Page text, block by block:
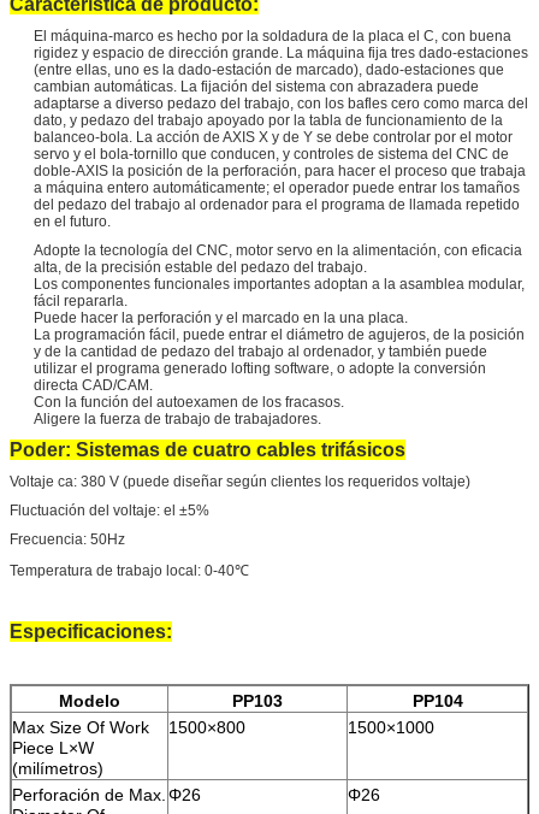
El máquina-marco es hecho por la soldadura de la placa el C, con buena
rigidez y espacio de dirección grande. La máquina fija tres dado-estaciones
(entre ellas, uno es la dado-estación de marcado), dado-estaciones que
cambian automáticas. La fijación del sistema con abrazadera puede
adaptarse a diverso pedazo del trabajo, con los bafles cero como marca del
dato, y pedazo del trabajo apoyado por la tabla de funcionamiento de la
balanceo-bola. La acción de AXIS X y de Y se debe controlar por el motor
servo y el bola-tornillo que conducen, y controles de sistema del CNC de
doble-AXIS la posición de la perforación, para hacer el proceso que trabaja
a máquina entero automáticamente; el operador puede entrar los tamaños
del pedazo del trabajo al ordenador para el programa de llamada repetido
en el futuro.
Adopte la tecnología del CNC, motor servo en la alimentación, con eficacia
alta, de la precisión estable del pedazo del trabajo.
Los componentes funcionales importantes adoptan a la asamblea modular,
fácil repararla.
Puede hacer la perforación y el marcado en la una placa.
La programación fácil, puede entrar el diámetro de agujeros, de la posición
y de la cantidad de pedazo del trabajo al ordenador, y también puede
utilizar el programa generado lofting software, o adopte la conversión
directa CAD/CAM.
Con la función del autoexamen de los fracasos.
Aligere la fuerza de trabajo de trabajadores.
Poder: Sistemas de cuatro cables trifásicos
Voltaje ca: 380 V (puede diseñar según clientes los requeridos voltaje)
Fluctuación del voltaje: el ±5%
Frecuencia: 50Hz
Temperatura de trabajo local: 0-40℃
Especificaciones:
Modelo PP103
PP104
Max Size Of Work
Piece L×W
(milímetros)
1500×800 1500×1000
Perforación de Max. Φ26 Φ26